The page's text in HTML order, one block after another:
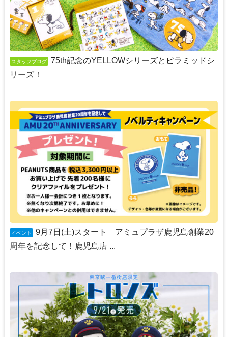
スタッフブログ 75th記念のYELLOWシリーズとピラミッドシ
リーズ！
イベント
9月7日(土)スタート アミュプラザ鹿児島創業20
周年を記念して！鹿児島店 ...